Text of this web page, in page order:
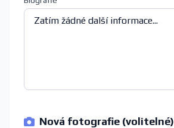
Nová fotografie (volitelné)